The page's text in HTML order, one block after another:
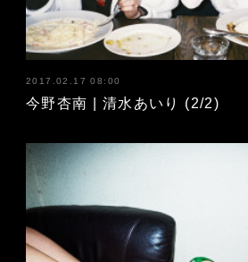
2017.02.17 08:00
今野杏南 | 清水あいり (2/2)